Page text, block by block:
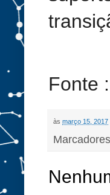
Fonte :
às março 15, 2017